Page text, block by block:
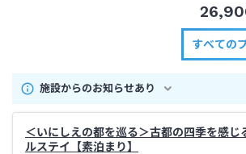
すべての
施設からのお知らせあり
＜いにしえの都を巡る＞古都の四季を感じ
ルステイ【素泊まり】